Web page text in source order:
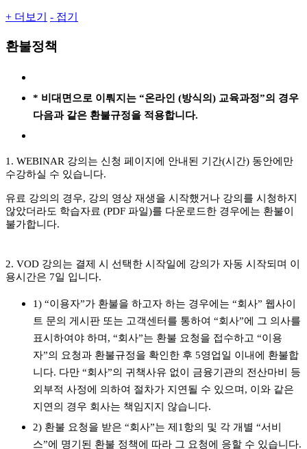
+ 더보기 - 접기
환불정책
* 비대면으로 이뤄지는 “온라인 (방식의) 교육과정”의 경우
다음과 같은 환불규정을 적용합니다.
1. WEBINAR 강의는 신청 페이지에 안내된 기간(시간) 동안에만
수강하실 수 있습니다.
유료 강의의 경우, 강의 영상 재생을 시작했거나 강의를 시청하지
않았더라도 학습자료 (PDF 파일)를 다운로드한 경우에는 환불이
불가합니다.
2. VOD 강의는 결제 시 선택한 시작일에 강의가 자동 시작되며 이
용시간은 7일 입니다.
1) “이용자”가 환불을 하고자 하는 경우에는 “회사” 웹사이
트 문의 게시판 또는 고객센터를 통하여 “회사”에 그 의사를
표시하여야 하며, “회사”는 환불 요청을 접수하고 “이용
자”의 요청과 환불규정을 확인한 후 5영업일 이내에 환불합
니다. 다만 “회사”의 귀책사유 없이 금융기관의 전산마비 등
외부적 사정에 의하여 절차가 지연될 수 있으며, 이와 같은
지연의 경우 회사는 책임지지 않습니다.
2) 환불 요청을 받은 “회사”는 제1항의 및 각 개별 “서비
스”에 명기된 환불 정책에 따라 그 요청에 응할 수 있습니다.